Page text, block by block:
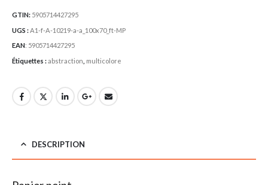
GTIN: 5905714427295
UGS :A1-f-A-10219-a-a_100x70_ft-MP
EAN: 5905714427295
Étiquettes :abstraction multicolore
DESCRIPTION